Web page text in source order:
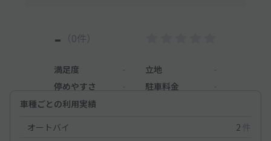
- （0件）
満足度 立地
停めやすさ
駐車料金
車種ごとの利用実績
オートバイ
2 件